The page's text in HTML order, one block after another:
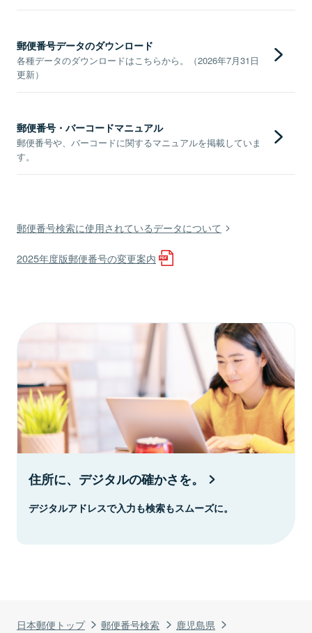
日本郵便トップ 郵便番号検索
鹿児島県
郵便番号データのダウンロード
各種データのダウンロードはこちらから。（2026年7月31日
更新）
郵便番号・バーコードマニュアル
郵便番号や、バーコードに関するマニュアルを掲載していま
す。
郵便番号検索に使用されているデータについて
2025年度版郵便番号の変更案内
住所に、デジタルの確かさを。
デジタルアドレスで入力も検索もスムーズに。